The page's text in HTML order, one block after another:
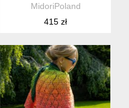
MidoriPoland
415 zł